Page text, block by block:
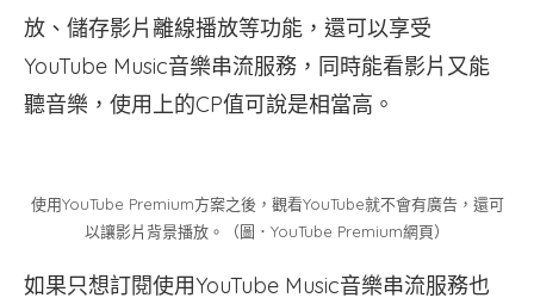
放、儲存影片離線播放等功能，還可以享受
YouTube Music音樂串流服務，同時能看影片又能
聽音樂，使用上的CP值可說是相當高。
使用YouTube Premium方案之後，觀看YouTube就不會有廣告，還可
以讓影片背景播放。（圖．YouTube Premium網頁）
如果只想訂閱使用YouTube Music音樂串流服務也